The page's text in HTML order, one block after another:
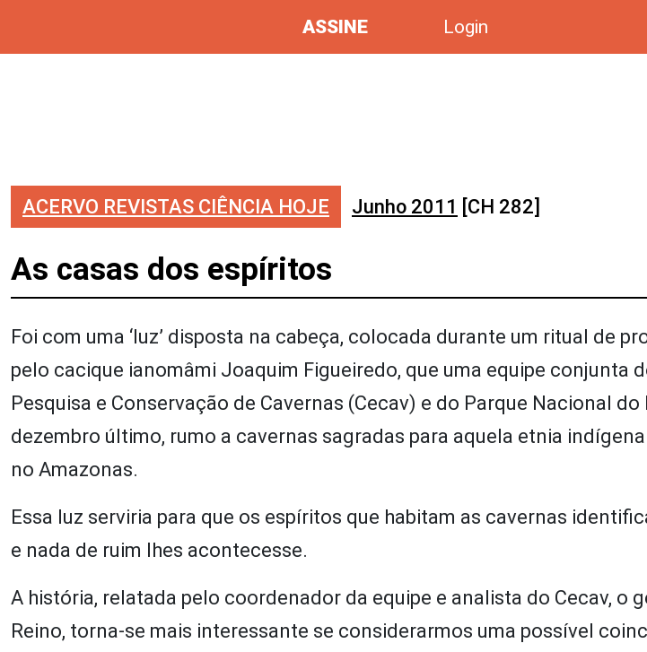
ASSINE Login
ACERVO REVISTAS CIÊNCIA HOJE Junho 2011 [CH 282]
As casas dos espíritos
Foi com uma ‘luz’ disposta na cabeça, colocada durante um ritual de
pelo cacique ianomâmi Joaquim Figueiredo, que uma equipe conjunta
Pesquisa e Conservação de Cavernas (Cecav) e do Parque Nacional
dezembro último, rumo a cavernas sagradas para aquela etnia
no Amazonas.
Essa luz serviria para que os espíritos que habitam as cavernas
e nada de ruim lhes acontecesse.
A história, relatada pelo coordenador da equipe e analista do Cecav, o
Reino, torna-se mais interessante se considerarmos uma possível